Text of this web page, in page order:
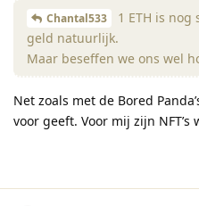
Chantal533
1 ETH is
geld natuurlijk.
Maar beseffen we ons wel
Net zoals met de Bored
voor geeft. Voor mij zijn NFT’s